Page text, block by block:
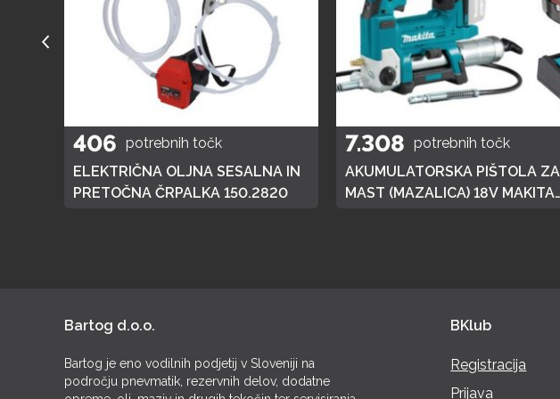
406 potrebnih točk
ELEKTRIČNA OLJNA SESALNA IN
PRETOČNA ČRPALKA 150.2820
7.308 potrebnih točk
AKUMULATORSKA PIŠTOLA ZA
MAST (MAZALICA) 18V MAKITA
Bartog d.o.o.
Bartog je eno vodilnih podjetij v Sloveniji na
področju pnevmatik, rezervnih delov, dodatne
BKlub
Registracija
Prijava